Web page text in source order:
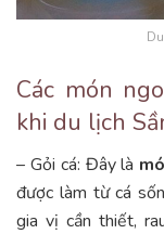
Các món
khi du lịch
– Gỏi cá: Đây là
được làm từ cá
gia vị cần thiết,